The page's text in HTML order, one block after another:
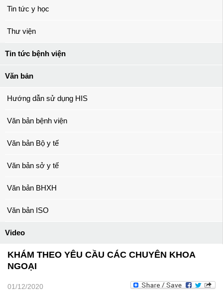
Tin tức y học
Thư viện
Tin tức bệnh viện
Văn bản
Hướng dẫn sử dụng HIS
Văn bản bệnh viện
Văn bản Bộ y tế
Văn bản sở y tế
Văn bản BHXH
Văn bản ISO
Video
KHÁM THEO YÊU CẦU CÁC CHUYÊN KHOA
NGOẠI
01/12/2020